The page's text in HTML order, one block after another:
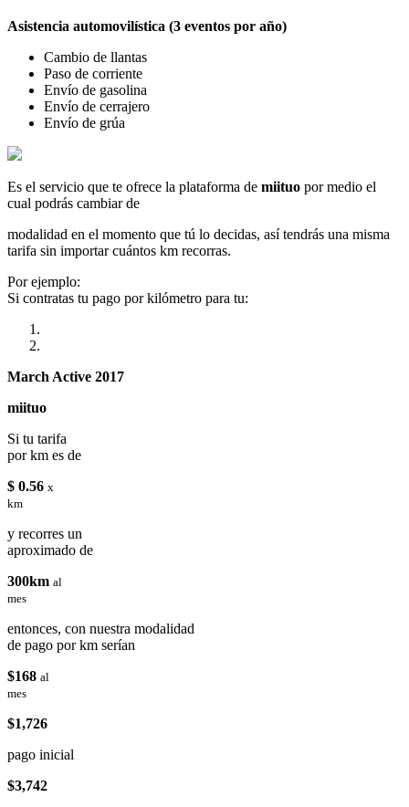
Asistencia automovilística (3 eventos por año)
Cambio de llantas
Paso de corriente
Envío de gasolina
Envío de cerrajero
Envío de grúa
Es el servicio que te ofrece la plataforma de miituo por medio el
cual podrás cambiar de
modalidad en el momento que tú lo decidas, así tendrás una misma
tarifa sin importar cuántos km recorras.
Por ejemplo:
Si contratas tu pago por kilómetro para tu:
March Active 2017
miituo
Si tu tarifa
por km es de
$ 0.56 x
km
y recorres un
aproximado de
300km al
mes
entonces, con nuestra modalidad
de pago por km serían
$168 al
mes
$1,726
pago inicial
$3,742